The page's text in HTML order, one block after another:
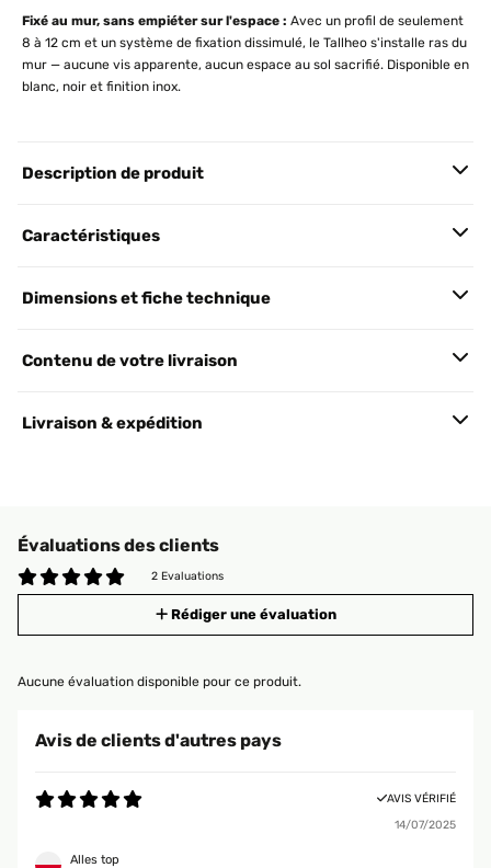
Fixé au mur, sans empiéter sur l'espace : Avec un profil de seulement
8 à 12 cm et un système de fixation dissimulé, le Tallheo s'installe ras du
mur — aucune vis apparente, aucun espace au sol sacrifié. Disponible en
blanc, noir et finition inox.
Description de produit
Caractéristiques
Dimensions et fiche technique
Contenu de votre livraison
Livraison & expédition
Évaluations des clients
2 Evaluations
Rédiger une évaluation
Aucune évaluation disponible pour ce produit.
Avis de clients d'autres pays
AVIS VÉRIFIÉ
14/07/2025
Alles top